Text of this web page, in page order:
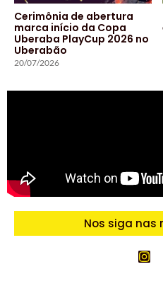
Cerimônia de abertura
marca início da Copa
Uberaba PlayCup 2026 no
Uberabão
20/07/2026
Nos siga nas